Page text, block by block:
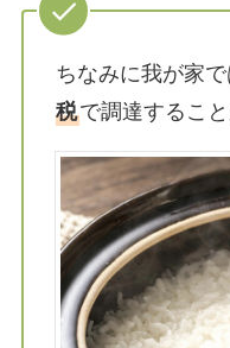
ちなみに我が家
税で調達すること